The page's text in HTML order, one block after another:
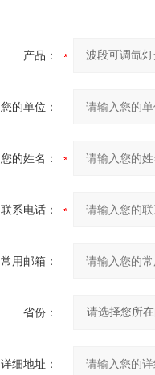
产品：
您的单位：
您的姓名：
联系电话：
常用邮箱：
省份：
详细地址：